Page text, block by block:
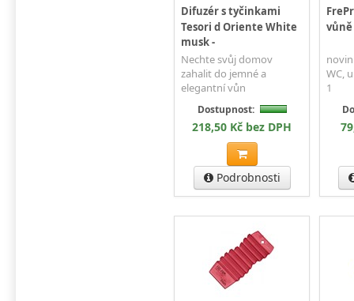
Difuzér s tyčinkami
Tesori d Oriente White
musk -
Nechte svůj domov
zahalit do jemné a
elegantní vůn
Dostupnost:
218,50 Kč bez DPH
Podrobnosti
vůně
WC,
1